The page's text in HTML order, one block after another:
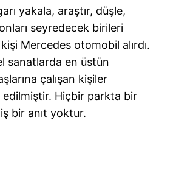
yakala, araştır, düşle,
seyredecek birileri
Mercedes otomobil alırdı.
sanatlarda en üstün
çalışan kişiler
edilmiştir. Hiçbir parkta bir
bir anıt yoktur.